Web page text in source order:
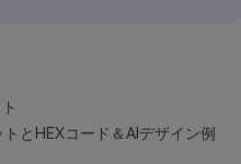
とHEXコード＆AIデザイン例